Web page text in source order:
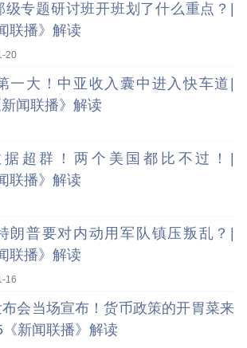
级专题研讨班开班划了什么重点？|
联播》解读
20
一大！中亚收入囊中进入快车道|
闻联播》解读
超群！两个美国都比不过！|
联播》解读
朗普要对内动用军队镇压叛乱？|
联播》解读
16
会当场宣布！货币政策的开胃菜来
新闻联播》解读